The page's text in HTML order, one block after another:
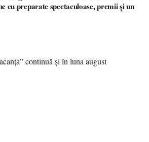
cu preparate spectaculoase, premii și un